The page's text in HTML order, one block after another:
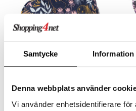
Samtycke Information
Denna webbplats använder
Vi använder enhetsidentifierare för
Pony
Patrol
& Findus
Långstrump